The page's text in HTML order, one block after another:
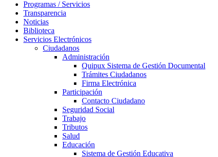
Programas / Servicios
Transparencia
Noticias
Biblioteca
Servicios Electrónicos
Ciudadanos
Administración
Quipux Sistema de Gestión Documental
Trámites Ciudadanos
Firma Electrónica
Participación
Contacto Ciudadano
Seguridad Social
Trabajo
Tributos
Salud
Educación
Sistema de Gestión Educativa